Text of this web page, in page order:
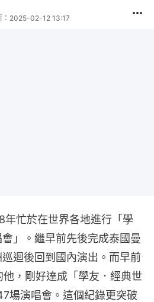
2025-02-12 13:17
年忙於在世界各地進行「學
」。繼早前先後完成泰國曼
迴後回到國內演出。而早前
，剛好達成「學友．經典世
場演唱會。這個紀錄更突破